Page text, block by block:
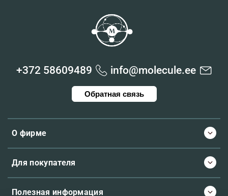
О фирме
Для покупателя
Полезная информация
+372 58609489 info@molecule.ee
Обратная связь